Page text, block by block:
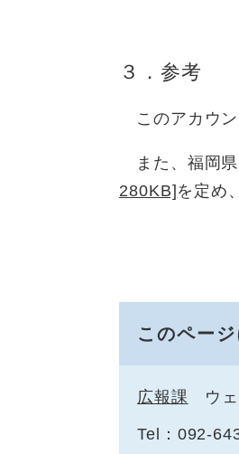
３．参考
このアカウ
また、福岡
280KB]を定め
このペー
広報課 ウ
Tel：092-